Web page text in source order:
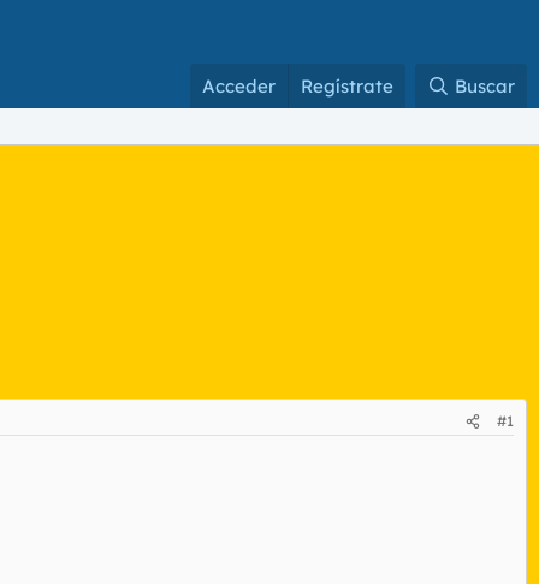
Acceder Regístrate Buscar
#1